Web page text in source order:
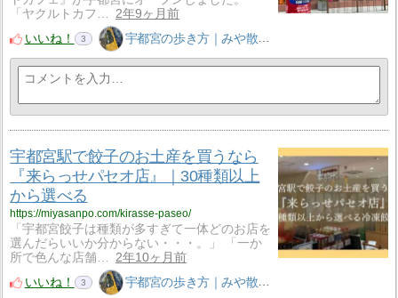
「ヤクルトカフ…
2年9ヶ月前
いいね！
3 宇都宮の歩き方｜みや散歩
宇都宮駅で餃子のお土産を買うなら
『来らっせパセオ店』｜30種類以上
から選べる
https://miyasanpo.com/kirasse-paseo/
「宇都宮餃子は種類が多すぎて一体どのお店を
選んだらいいか分からない・・・。」 「一か
所で色んな店舗…
2年10ヶ月前
いいね！
3 宇都宮の歩き方｜みや散歩